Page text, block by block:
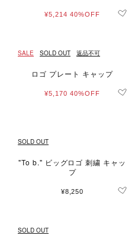
¥5,214 40%OFF
SALE SOLD OUT 返品不可
ロゴ プレート キャップ
¥5,170 40%OFF
SOLD OUT
"To b." ビッグロゴ 刺繍 キャッ
プ
¥8,250
SOLD OUT